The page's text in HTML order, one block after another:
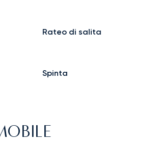
Rateo di salita
Spinta